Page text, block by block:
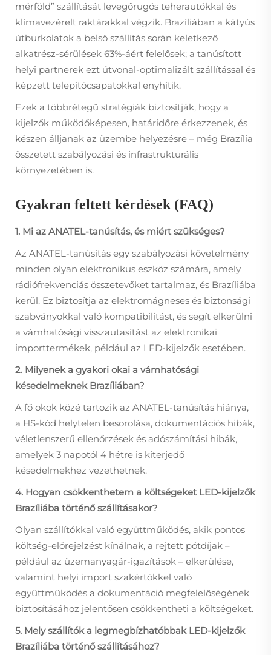
mérföld” szállítását levegőrugós teherautókkal és
klímavezérelt raktárakkal végzik. Brazíliában a kátyús
útburkolatok a belső szállítás során keletkező
alkatrész-sérülések 63%-áért felelősek; a tanúsított
helyi partnerek ezt útvonal-optimalizált szállítással és
képzett telepítőcsapatokkal enyhítik.
Ezek a többrétegű stratégiák biztosítják, hogy a
kijelzők működőképesen, határidőre érkezzenek, és
készen álljanak az üzembe helyezésre – még Brazília
összetett szabályozási és infrastrukturális
környezetében is.
Gyakran feltett kérdések (FAQ)
1. Mi az ANATEL-tanúsítás, és miért szükséges?
Az ANATEL-tanúsítás egy szabályozási követelmény
minden olyan elektronikus eszköz számára, amely
rádiófrekvenciás összetevőket tartalmaz, és Brazíliába
kerül. Ez biztosítja az elektromágneses és biztonsági
szabványokkal való kompatibilitást, és segít elkerülni
a vámhatósági visszautasítást az elektronikai
importtermékek, például az LED-kijelzők esetében.
2. Milyenek a gyakori okai a vámhatósági
késedelmeknek Brazíliában?
A fő okok közé tartozik az ANATEL-tanúsítás hiánya,
a HS-kód helytelen besorolása, dokumentációs hibák,
véletlenszerű ellenőrzések és adószámítási hibák,
amelyek 3 napotól 4 hétre is kiterjedő
késedelmekhez vezethetnek.
4. Hogyan csökkenthetem a költségeket LED-kijelzők
Brazíliába történő szállításakor?
Olyan szállítókkal való együttműködés, akik pontos
költség-előrejelzést kínálnak, a rejtett pótdíjak –
például az üzemanyagár-igazítások – elkerülése,
valamint helyi import szakértőkkel való
együttműködés a dokumentáció megfelelőségének
biztosításához jelentősen csökkentheti a költségeket.
5. Mely szállítók a legmegbízhatóbbak LED-kijelzők
Brazíliába történő szállításához?